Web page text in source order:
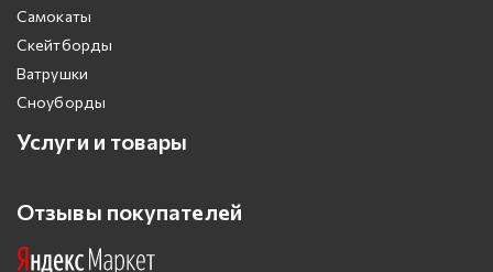
Самокаты
Скейтборды
Ватрушки
Сноуборды
Услуги и товары
Отзывы покупателей